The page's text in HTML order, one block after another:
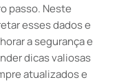
passo. Neste
esses dados e
a segurança e
dicas valiosas
atualizados e